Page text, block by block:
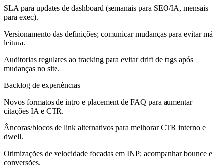
SLA para updates de dashboard (semanais para SEO/IA, mensais
para exec).
Versionamento das definições; comunicar mudanças para evitar má
leitura.
Auditorias regulares ao tracking para evitar drift de tags após
mudanças no site.
Backlog de experiências
Novos formatos de intro e placement de FAQ para aumentar
citações IA e CTR.
Âncoras/blocos de link alternativos para melhorar CTR interno e
dwell.
Otimizações de velocidade focadas em INP; acompanhar bounce e
conversões.